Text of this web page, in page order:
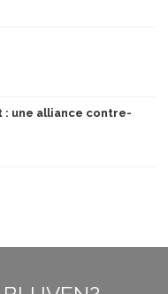
une alliance contre-